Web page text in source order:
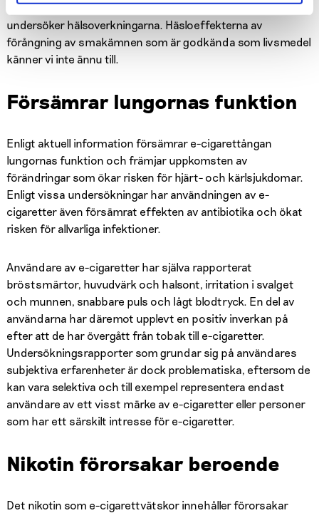
kombinationer av ingredienserna, vilket påverkar hur man
undersöker hälsoverkningarna. Häsloeffekterna av
förångning av smakämnen som är godkända som livsmedel
känner vi inte ännu till.
Försämrar lungornas funktion
Enligt aktuell information försämrar e-cigarettångan
lungornas funktion och främjar uppkomsten av
förändringar som ökar risken för hjärt- och kärlsjukdomar.
Enligt vissa undersökningar har användningen av e-
cigaretter även försämrat effekten av antibiotika och ökat
risken för allvarliga infektioner.
Användare av e-cigaretter har själva rapporterat
bröstsmärtor, huvudvärk och halsont, irritation i svalget
och munnen, snabbare puls och lågt blodtryck. En del av
användarna har däremot upplevt en positiv inverkan på
efter att de har övergått från tobak till e-cigaretter.
Undersökningsrapporter som grundar sig på användares
subjektiva erfarenheter är dock problematiska, eftersom de
kan vara selektiva och till exempel representera endast
användare av ett visst märke av e-cigaretter eller personer
som har ett särskilt intresse för e-cigaretter.
Nikotin förorsakar beroende
Det nikotin som e-cigarettvätskor innehåller förorsakar